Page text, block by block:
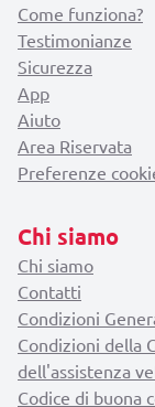
Come funziona?
Testimonianze
Sicurezza
App
Aiuto
Area Riservata
Preferenze
Chi siamo
Chi siamo
Contatti
Condizioni
Condizioni della
dell'assistenza
Codice di buona